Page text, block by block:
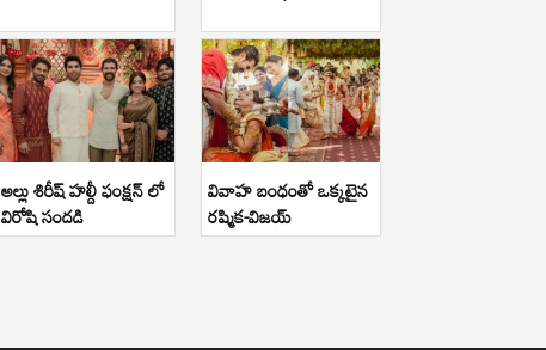
అల్లు శిరీష్ హల్దీ ఫంక్షన్ లో
విరోషి సందడి
వివాహ బంధంతో ఒక్కటైన
రష్మిక-విజయ్